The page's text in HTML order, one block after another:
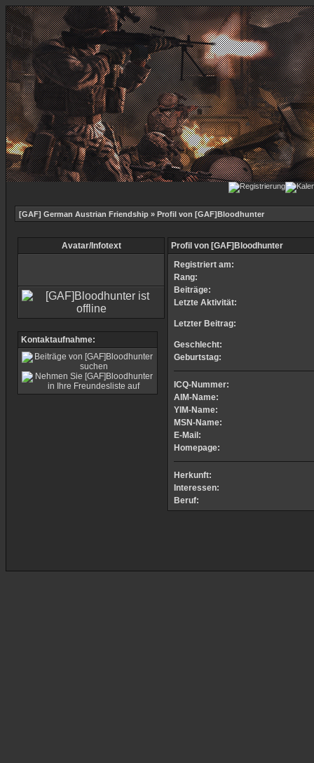
[GAF] German Austrian Friendship » Profil von [GAF]Bloodhunter
Avatar/Infotext
Kontaktaufnahme:
Profil von [GAF]Bloodhunter
Registriert am:
Rang:
Beiträge:
Letzte Aktivität:
Letzter Beitrag:
Geschlecht:
Geburtstag:
ICQ-Nummer:
AIM-Name:
YIM-Name:
MSN-Name:
E-Mail:
Homepage:
Herkunft:
Interessen:
Beruf: